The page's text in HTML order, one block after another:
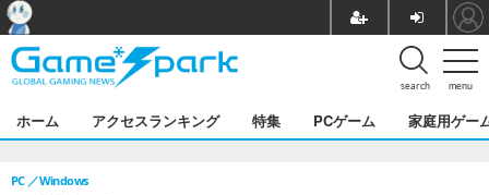
menu
search
ホーム アクセスランキング 特集 PCゲーム 家庭用ゲー
PC Windows